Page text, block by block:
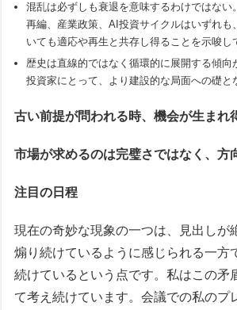
混乱は必ずしも衰退を意味するわけではない
再編、産業政策、AI投資サイクルはいずれも
いても適応や再生と共存し得ることを示唆し
歴史は直線的ではなく循環的に展開する傾向
投資家にとって、より建設的な局面への礎と
古い前提が問われる時、機会が生まれ
市場が求めるのは完璧さではなく、方
注目の日程
現在の奇妙な現象の一つは、見出しが
煽り続けているように感じられる一方
続けているという点です。私はこの矛
て考え続けています。会議での私のプ